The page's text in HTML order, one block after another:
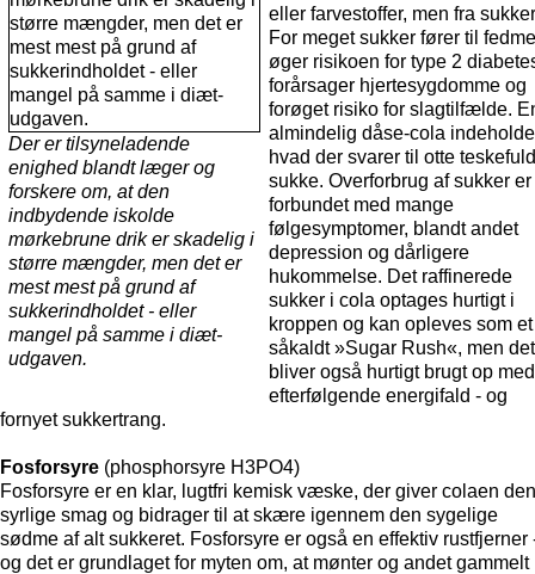
Der er tilsyneladende
enighed blandt læger og
forskere om, at den
indbydende iskolde
mørkebrune drik er skadelig i
større mængder, men det er
mest mest på grund af
sukkerindholdet - eller
mangel på samme i diæt-
udgaven.
eller farvestoffer, men fra
For meget sukker fører til
øger risikoen for type 2
forårsager hjertesygdomme og
forøget risiko for slagtilfælde.
almindelig dåse-cola
hvad der svarer til otte
sukke. Overforbrug af sukker er
forbundet med mange
følgesymptomer, blandt andet
depression og dårligere
hukommelse. Det raffinerede
sukker i cola optages hurtigt i
kroppen og kan opleves som et
såkaldt »Sugar Rush«, men det
bliver også hurtigt brugt op
efterfølgende energifald - og
fornyet sukkertrang.
Fosforsyre (phosphorsyre H3PO4)
Fosforsyre er en klar, lugtfri kemisk væske, der giver colaen
syrlige smag og bidrager til at skære igennem den sygelige
sødme af alt sukkeret. Fosforsyre er også en effektiv rustfjerner
og det er grundlaget for myten om, at mønter og andet gammelt